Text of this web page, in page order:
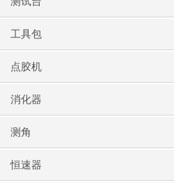
工具包
点胶机
消化器
测角
恒速器